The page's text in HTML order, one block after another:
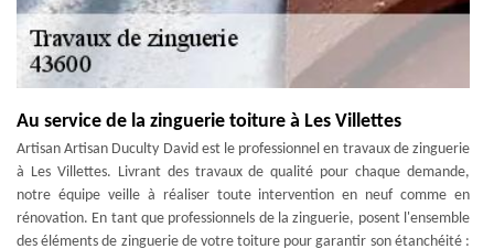
Au service de la zinguerie toiture à Les Villettes
Artisan Artisan Duculty David est le professionnel en travaux de zinguerie
à Les Villettes. Livrant des travaux de qualité pour chaque demande,
notre équipe veille à réaliser toute intervention en neuf comme en
rénovation. En tant que professionnels de la zinguerie, posent l'ensemble
des éléments de zinguerie de votre toiture pour garantir son étanchéité :